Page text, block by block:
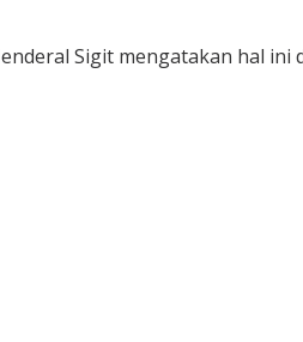
Sigit mengatakan hal